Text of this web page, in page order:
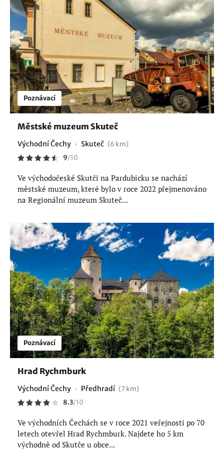
Poznávací
Městské muzeum Skuteč
Východní Čechy Skuteč (6 km)
9/10
Ve východočeské Skutči na Pardubicku se nachází
městské muzeum, které bylo v roce 2022 přejmenováno
na Regionální muzeum Skuteč...
Poznávací
Hrad Rychmburk
Východní Čechy Předhradí (7 km)
8.3/10
Ve východních Čechách se v roce 2021 veřejnosti po 70
letech otevřel Hrad Rychmburk. Najdete ho 5 km
východně od Skutče u obce...